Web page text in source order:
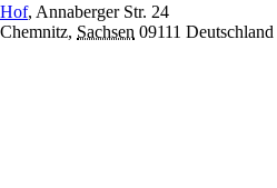
Hof, Annaberger Str. 24
Chemnitz, Sachsen 09111 Deutschland